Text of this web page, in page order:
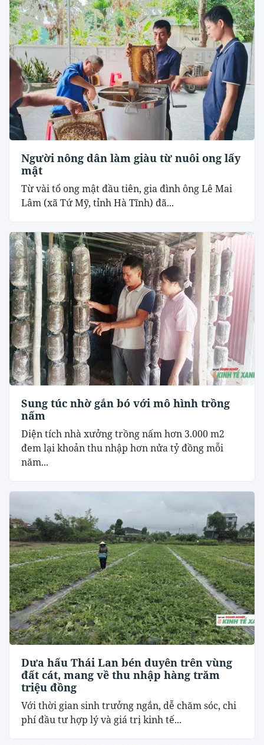
Người nông dân làm giàu từ nuôi ong lấy
mật
Từ vài tổ ong mật đầu tiên, gia đình ông Lê Mai
Lâm (xã Tứ Mỹ, tỉnh Hà Tĩnh) đã...
Sung túc nhờ gắn bó với mô hình trồng
nấm
Diện tích nhà xưởng trồng nấm hơn 3.000 m2
đem lại khoản thu nhập hơn nửa tỷ đồng mỗi
năm...
Dưa hấu Thái Lan bén duyên trên vùng
đất cát, mang về thu nhập hàng trăm
triệu đồng
Với thời gian sinh trưởng ngắn, dễ chăm sóc, chi
phí đầu tư hợp lý và giá trị kinh tế...